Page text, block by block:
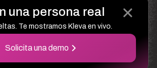
una persona real
Te mostramos Kleva en vivo.
Solicita una demo